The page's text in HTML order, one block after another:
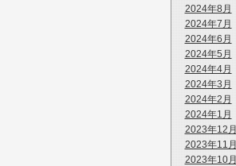
2024年8月
2024年7月
2024年6月
2024年5月
2024年4月
2024年3月
2024年2月
2024年1月
2023年12月
2023年11月
2023年10月